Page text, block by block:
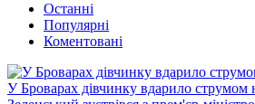
Останні
Популярні
Коментовані
У Броварах дівчинку вдарило струмом